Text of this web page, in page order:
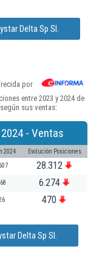
Delta Sp Sl.
por
entre 2023 y 2024 de
sus ventas:
- Ventas
2024 Evolución Posiciones
28.312
6.274
470
Delta Sp Sl.